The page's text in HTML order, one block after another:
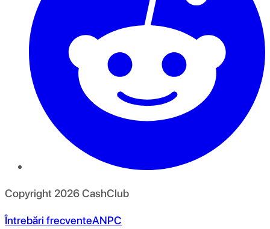
Copyright 2026CashClub
Întrebări frecventeANPC